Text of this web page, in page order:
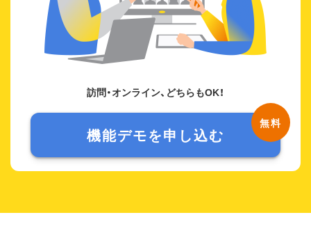
訪問・オンライン、どちらもOK！
機能デモを申し込む